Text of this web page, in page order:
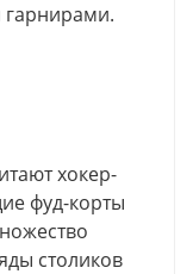
хокер-
фуд-корты
столиков